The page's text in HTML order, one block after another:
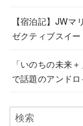
【宿泊記】JW
ゼクティブスイ
「いのちの未来
で話題のアンド